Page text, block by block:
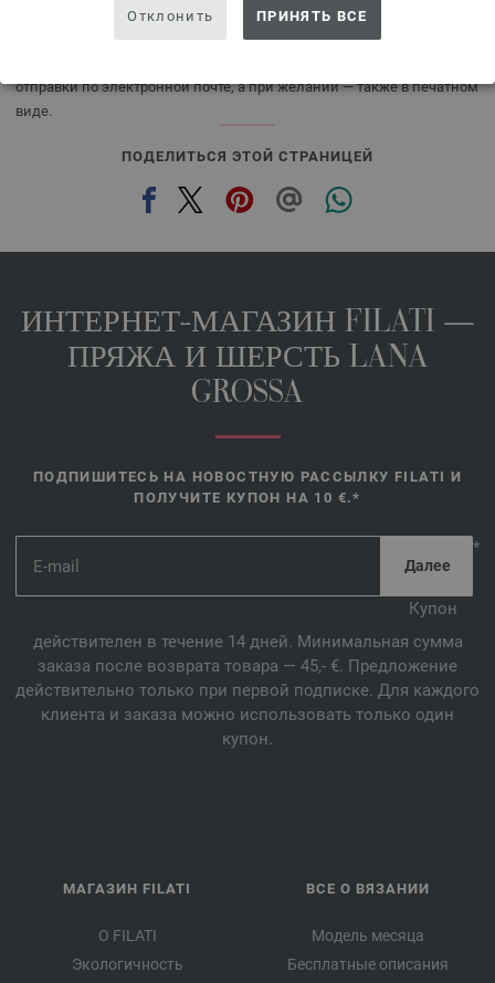
Отклонить ПРИНЯТЬ ВСЕ
Спицы, пуговицы и аксессуары не входят в наборы для вязания!
отправки по электронной почте, а при желании — также в печатном
виде.
ПОДЕЛИТЬСЯ ЭТОЙ СТРАНИЦЕЙ
ИНТЕРНЕТ-МАГАЗИН FILATI —
ПРЯЖА И ШЕРСТЬ LANA
GROSSA
ПОДПИШИТЕСЬ НА НОВОСТНУЮ РАССЫЛКУ FILATI И
ПОЛУЧИТЕ КУПОН НА 10 €.*
*
Купон
действителен в течение 14 дней. Минимальная сумма
заказа после возврата товара — 45,- €. Предложение
действительно только при первой подписке. Для каждого
клиента и заказа можно использовать только один
купон.
МАГАЗИН FILATI
О FILATI
Экологичность
ВСЕ О ВЯЗАНИИ
Модель месяца
Бесплатные описания